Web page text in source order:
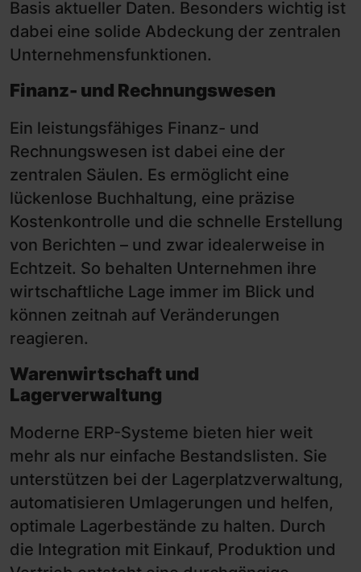
Basis aktueller Daten. Besonders wichtig ist
dabei eine solide Abdeckung der zentralen
Unternehmensfunktionen.
Finanz- und Rechnungswesen
Ein leistungsfähiges Finanz- und
Rechnungswesen ist dabei eine der
zentralen Säulen. Es ermöglicht eine
lückenlose Buchhaltung, eine präzise
Kostenkontrolle und die schnelle Erstellung
von Berichten – und zwar idealerweise in
Echtzeit. So behalten Unternehmen ihre
wirtschaftliche Lage immer im Blick und
können zeitnah auf Veränderungen
reagieren.
Warenwirtschaft und
Lagerverwaltung
Moderne ERP-Systeme bieten hier weit
mehr als nur einfache Bestandslisten. Sie
unterstützen bei der Lagerplatzverwaltung,
automatisieren Umlagerungen und helfen,
optimale Lagerbestände zu halten. Durch
die Integration mit Einkauf, Produktion und